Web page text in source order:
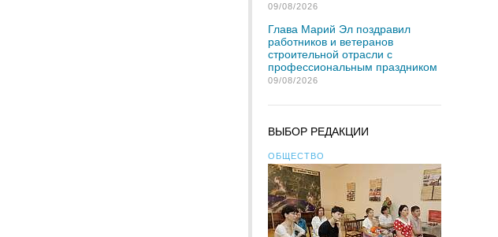
09/08/2026
Глава Марий Эл поздравил
работников и ветеранов
строительной отрасли с
профессиональным праздником
09/08/2026
ВЫБОР РЕДАКЦИИ
ОБЩЕСТВО